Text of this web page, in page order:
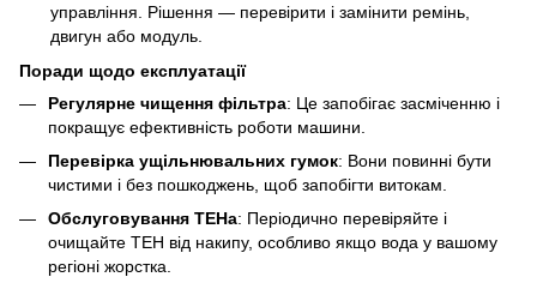
управління. Рішення — перевірити і замінити ремінь,
двигун або модуль.
Поради щодо експлуатації
Регулярне чищення фільтра: Це запобігає засміченню і
покращує ефективність роботи машини.
Перевірка ущільнювальних гумок: Вони повинні бути
чистими і без пошкоджень, щоб запобігти витокам.
Обслуговування ТЕНа: Періодично перевіряйте і
очищайте ТЕН від накипу, особливо якщо вода у вашому
регіоні жорстка.